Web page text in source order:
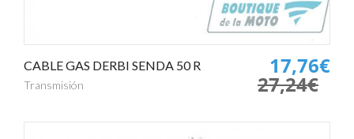
CABLE GAS DERBI SENDA 50 R
Transmisión
17,76€
27,24€